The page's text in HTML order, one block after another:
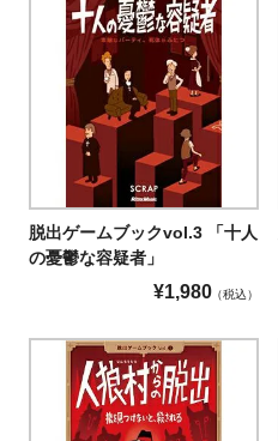
脱出ゲームブックvol.3 「十人
の憂鬱な容疑者」
¥1,980 税込